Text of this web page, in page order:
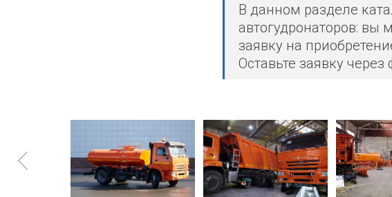
В данном разделе
автогудронаторов: вы
заявку на
Оставьте заявку